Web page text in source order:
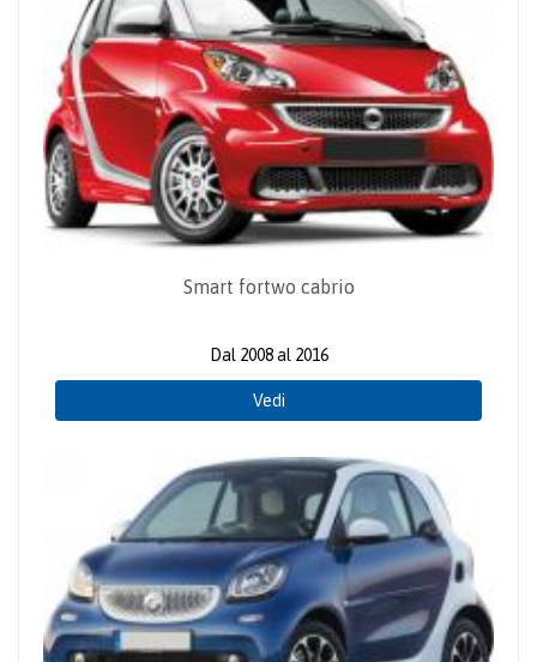
Smart fortwo cabrio
Dal 2008 al 2016
Vedi